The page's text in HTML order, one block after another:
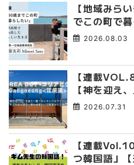
【地域みら
でこの町で
み出した、私
2026.08.03
【連載
【神を迎え
午祭 】
2026.07.31
【連載
つ韓国語」